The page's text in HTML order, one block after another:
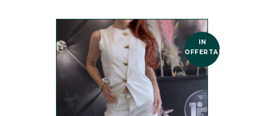
più
varianti.
Le
opzioni
possono
essere
scelte
IN
OFFERTA!